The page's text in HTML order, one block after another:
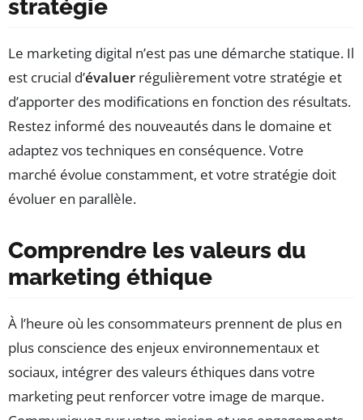
stratégie
Le marketing digital n’est pas une démarche statique. Il
est crucial d’évaluer régulièrement votre stratégie et
d’apporter des modifications en fonction des résultats.
Restez informé des nouveautés dans le domaine et
adaptez vos techniques en conséquence. Votre
marché évolue constamment, et votre stratégie doit
évoluer en parallèle.
Comprendre les valeurs du
marketing éthique
À l’heure où les consommateurs prennent de plus en
plus conscience des enjeux environnementaux et
sociaux, intégrer des valeurs éthiques dans votre
marketing peut renforcer votre image de marque.